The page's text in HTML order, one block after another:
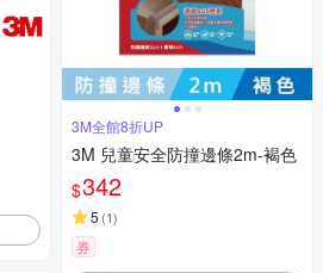
3M全館8折UP
3M 兒童安全防撞邊條2m-褐色
$342
5 (1)
券